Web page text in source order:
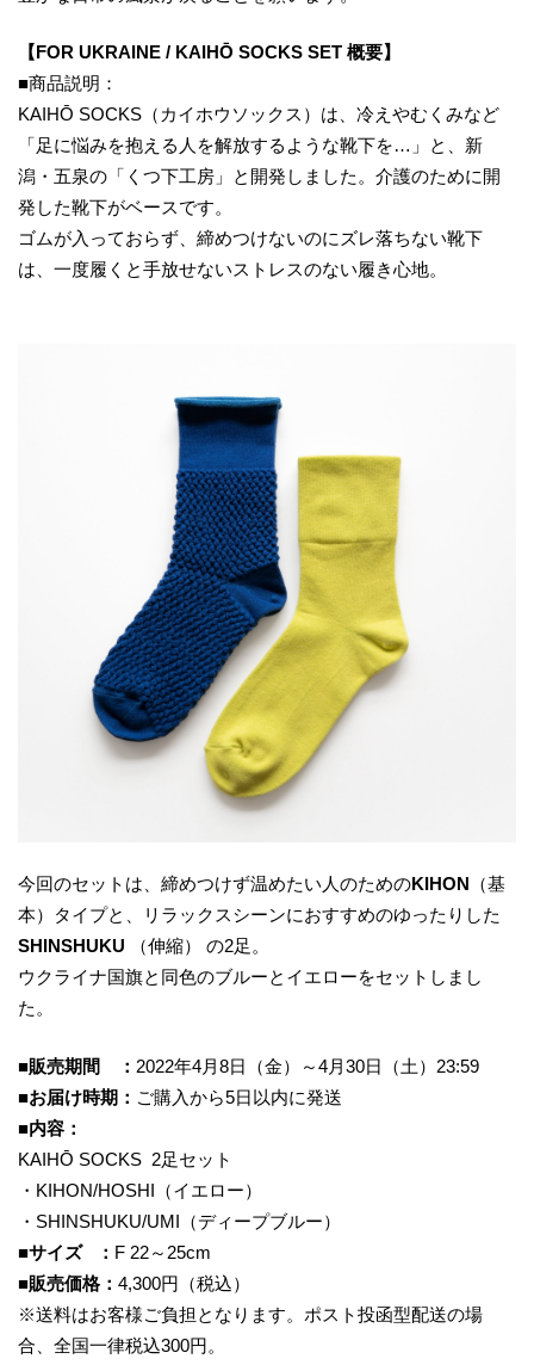
【FOR UKRAINE / KAIHŌ SOCKS SET 概要】
■商品説明：
KAIHŌ SOCKS（カイホウソックス）は、冷えやむくみなど
「足に悩みを抱える人を解放するような靴下を…」と、新
潟・五泉の「くつ下工房」と開発しました。介護のために開
発した靴下がベースです。
ゴムが入っておらず、締めつけないのにズレ落ちない靴下
は、一度履くと手放せないストレスのない履き心地。
今回のセットは、締めつけず温めたい人のためのKIHON （基
本）タイプと、リラックスシーンにおすすめのゆったりした
SHINSHUKU （伸縮） の2足。
ウクライナ国旗と同色のブルーとイエローをセットしまし
た。
■販売期間 ： 2022年4月8日（金）～4月30日（土）23:59
■お届け時期： ご購入から5日以内に発送
■内容：
KAIHŌ SOCKS 2足セット
・KIHON/HOSHI（イエロー）
・SHINSHUKU/UMI（ディープブルー）
■サイズ ： F 22～25cm
■販売価格： 4,300円（税込）
※送料はお客様ご負担となります。ポスト投函型配送の場
合、全国一律税込300円。